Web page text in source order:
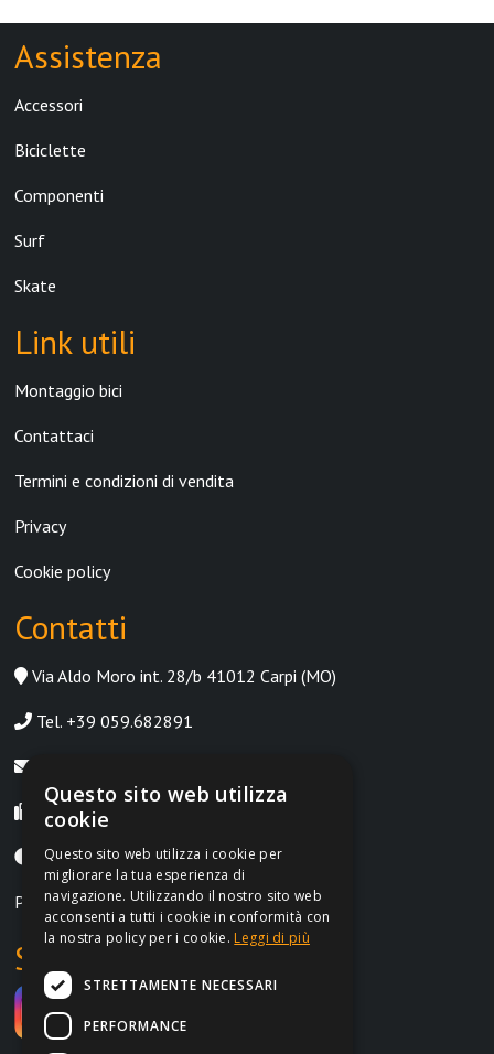
Assistenza
Accessori
Biciclette
Componenti
Surf
Skate
Link utili
Montaggio bici
Contattaci
Termini e condizioni di vendita
Privacy
Cookie policy
Contatti
Via Aldo Moro int. 28/b 41012 Carpi (MO)
Tel. +39 059.682891
Fax +39 059.8397669
Lunedì-Venerdì, 9:00-12:30 | 14:30-18:30
P.IVA IT02962690364
Social
Questo sito web utilizza
cookie
Questo sito web utilizza i cookie per
migliorare la tua esperienza di
navigazione. Utilizzando il nostro sito web
acconsenti a tutti i cookie in conformità con
la nostra policy per i cookie. Leggi di più
STRETTAMENTE NECESSARI
PERFORMANCE